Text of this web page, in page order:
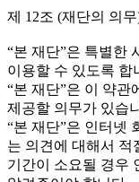
제 12조 (재단의 의
“본 재단”은 특별한
이용할 수 있도록 합
“본 재단”은 이 약관
제공할 의무가 있습
“본 재단”은 인터넷
는 의견에 대해서 적
기간이 소요될 경우